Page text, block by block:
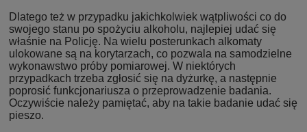
Dlatego też w przypadku jakichkolwiek wątpliwości co do
swojego stanu po spożyciu alkoholu, najlepiej udać się
właśnie na Policję. Na wielu posterunkach alkomaty
ulokowane są na korytarzach, co pozwala na samodzielne
wykonawstwo próby pomiarowej. W niektórych
przypadkach trzeba zgłosić się na dyżurkę, a następnie
poprosić funkcjonariusza o przeprowadzenie badania.
Oczywiście należy pamiętać, aby na takie badanie udać się
pieszo.